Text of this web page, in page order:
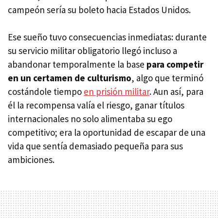
campeón sería su boleto hacia Estados Unidos.
Ese sueño tuvo consecuencias inmediatas: durante
su servicio militar obligatorio llegó incluso a
abandonar temporalmente la base para competir
en un certamen de culturismo, algo que terminó
costándole tiempo en prisión militar. Aun así, para
él la recompensa valía el riesgo, ganar títulos
internacionales no solo alimentaba su ego
competitivo; era la oportunidad de escapar de una
vida que sentía demasiado pequeña para sus
ambiciones.